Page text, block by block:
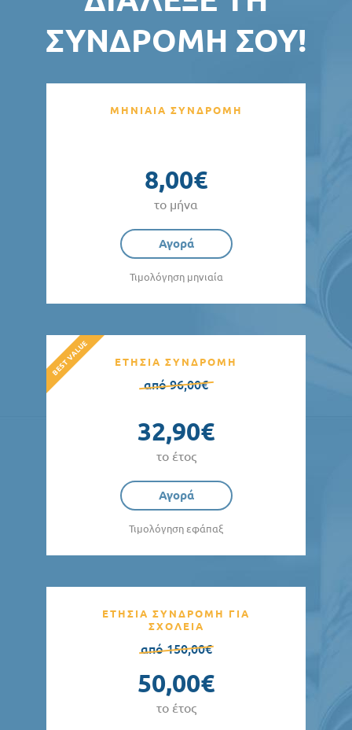
ΣΥΝΔΡΟΜΉ ΣΟΥ!
ΜΗΝΙΑΙΑ ΣΥΝΔΡΟΜΗ
8,00€
το μήνα
Αγορά
Τιμολόγηση μηνιαία
ΕΤΗΣΙΑ ΣΥΝΔΡΟΜΗ
από 96,00€
32,90€
το έτος
Αγορά
Τιμολόγηση εφάπαξ
ΕΤΗΣΙΑ ΣΥΝΔΡΟΜΗ ΓΙΑ
ΣΧΟΛΕΙΑ
από 150,00€
50,00€
το έτος